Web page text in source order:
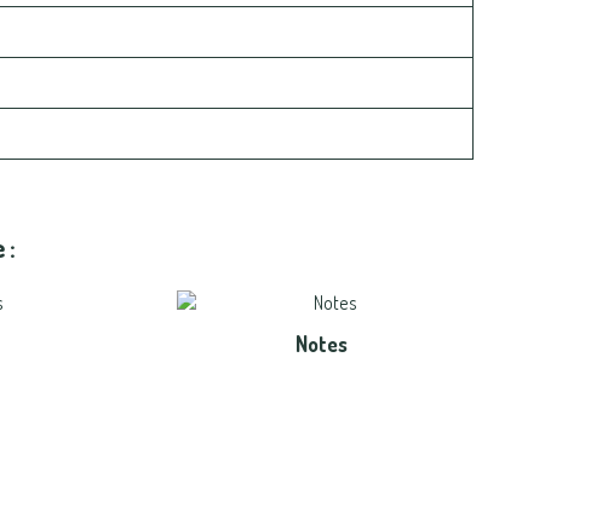
:
Notes